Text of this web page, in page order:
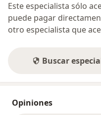
Este especialista sólo
puede pagar
otro especialista que
Buscar
Opiniones